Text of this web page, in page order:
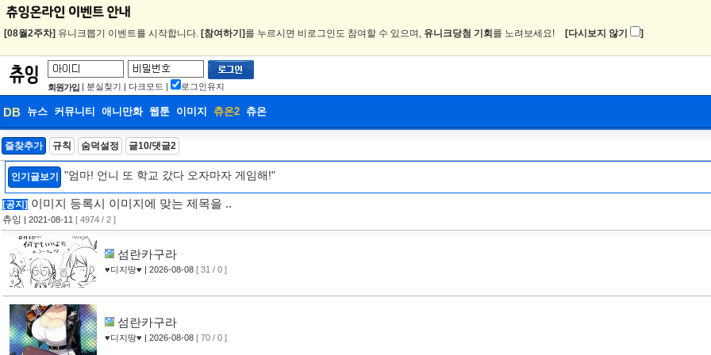
[08월2주차] 유니크뽑기 이벤트를 시작합니다. [참여하기] 를 누르시면 비로그인도 참여할 수 있으며, 유니크당첨 기회 를 노려보세요! [다시보지 않기 ]
회원가입 | 분실찾기 | 다크모드 | 로그인유지
DB 뉴스 커뮤니티 애니만화 웹툰 이미지 츄온2 츄온
DB
웹툰
즐찾추가 규칙 숨덕설정 글10/댓글2
인기글보기 "엄마! 언니 또 학교 갔다 오자마자 게임해!"
[공지] 이미지 등록시 이미지에 맞는 제목을 ..
츄잉 | 2021-08-11 [ 4974 / 2 ]
섬란카구라
♥디지땅♥ | 2026-08-08 [ 31 / 0 ]
섬란카구라
♥디지땅♥ | 2026-08-08 [ 70 / 0 ]